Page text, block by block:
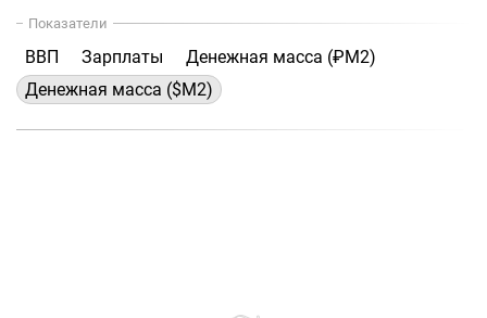
Показатели
ВВП Зарплаты
Денежная масса (₽М2)
Денежная масса ($М2)